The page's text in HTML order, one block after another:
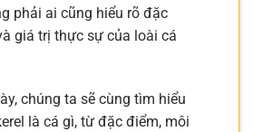
phải ai cũng hiểu rõ đặc
giá trị thực sự của loài cá
chúng ta sẽ cùng tìm hiểu
là cá gì, từ đặc điểm, môi